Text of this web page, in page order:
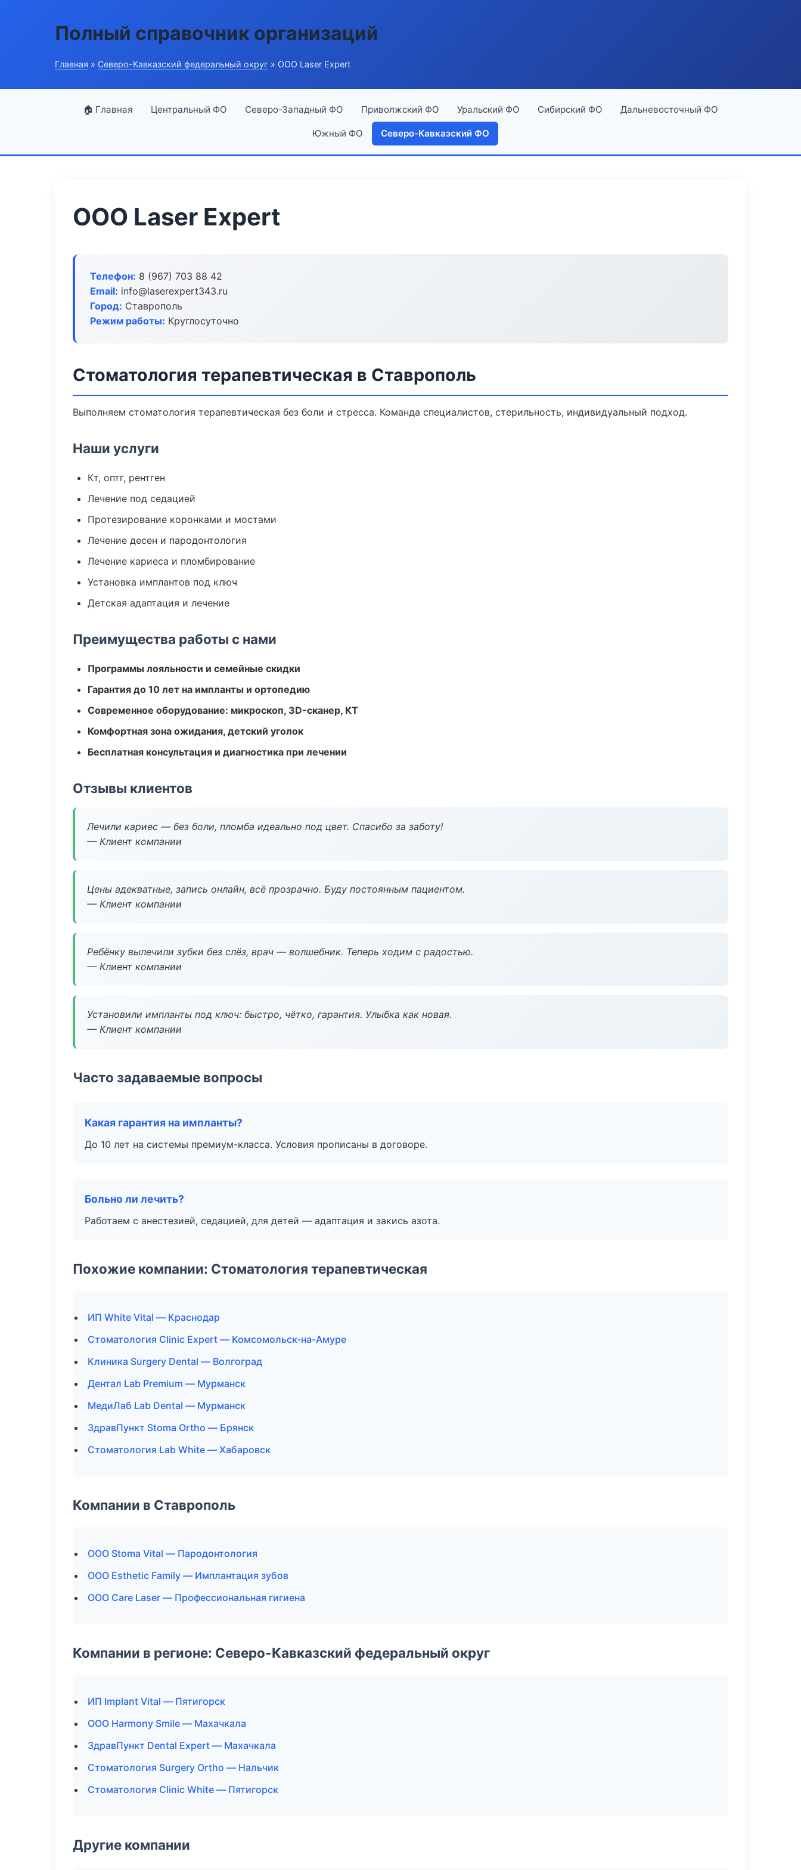
Полный справочник организаций
Главная » Северо-Кавказский федеральный округ » ООО Laser Expert
🏠 Главная Центральный ФО Северо-Западный ФО Приволжский ФО Уральский ФО Сибирский ФО Дальневосточный ФО
Южный ФО Северо-Кавказский ФО
ООО Laser Expert
Телефон: 8 (967) 703 88 42
Email: info@laserexpert343.ru
Город: Ставрополь
Режим работы: Круглосуточно
Стоматология терапевтическая в Ставрополь
Выполняем стоматология терапевтическая без боли и стресса. Команда специалистов, стерильность, индивидуальный подход.
Наши услуги
Кт, оптг, рентген
Лечение под седацией
Протезирование коронками и мостами
Лечение десен и пародонтология
Лечение кариеса и пломбирование
Установка имплантов под ключ
Детская адаптация и лечение
Преимущества работы с нами
Программы лояльности и семейные скидки
Гарантия до 10 лет на импланты и ортопедию
Современное оборудование: микроскоп, 3D-сканер, КТ
Комфортная зона ожидания, детский уголок
Бесплатная консультация и диагностика при лечении
Отзывы клиентов
Лечили кариес — без боли, пломба идеально под цвет. Спасибо за заботу!
— Клиент компании
Цены адекватные, запись онлайн, всё прозрачно. Буду постоянным пациентом.
— Клиент компании
Ребёнку вылечили зубки без слёз, врач — волшебник. Теперь ходим с радостью.
— Клиент компании
Установили импланты под ключ: быстро, чётко, гарантия. Улыбка как новая.
— Клиент компании
Часто задаваемые вопросы
Какая гарантия на импланты?
До 10 лет на системы премиум-класса. Условия прописаны в договоре.
Больно ли лечить?
Работаем с анестезией, седацией, для детей — адаптация и закись азота.
Похожие компании: Стоматология терапевтическая
ИП White Vital — Краснодар
Стоматология Clinic Expert — Комсомольск-на-Амуре
Клиника Surgery Dental — Волгоград
Дентал Lab Premium — Мурманск
МедиЛаб Lab Dental — Мурманск
ЗдравПункт Stoma Ortho — Брянск
Стоматология Lab White — Хабаровск
Компании в Ставрополь
ООО Stoma Vital — Пародонтология
ООО Esthetic Family — Имплантация зубов
ООО Care Laser — Профессиональная гигиена
Компании в регионе: Северо-Кавказский федеральный округ
ИП Implant Vital — Пятигорск
ООО Harmony Smile — Махачкала
ЗдравПункт Dental Expert — Махачкала
Стоматология Surgery Ortho — Нальчик
Стоматология Clinic White — Пятигорск
Другие компании